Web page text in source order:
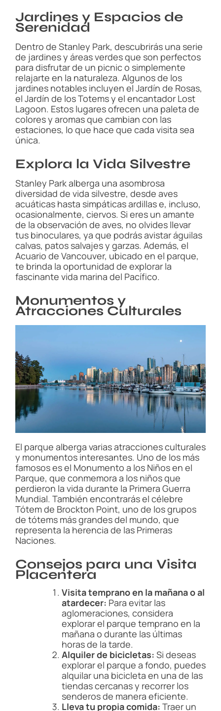
Jardines y Espacios de
Serenidad
Dentro de Stanley Park, descubrirás una serie
de jardines y áreas verdes que son perfectos
para disfrutar de un picnic o simplemente
relajarte en la naturaleza. Algunos de los
jardines notables incluyen el Jardín de Rosas,
el Jardín de los Totems y el encantador Lost
Lagoon. Estos lugares ofrecen una paleta de
colores y aromas que cambian con las
estaciones, lo que hace que cada visita sea
única.
Explora la Vida Silvestre
Stanley Park alberga una asombrosa
diversidad de vida silvestre, desde aves
acuáticas hasta simpáticas ardillas e, incluso,
ocasionalmente, ciervos. Si eres un amante
de la observación de aves, no olvides llevar
tus binoculares, ya que podrás avistar águilas
calvas, patos salvajes y garzas. Además, el
Acuario de Vancouver, ubicado en el parque,
te brinda la oportunidad de explorar la
fascinante vida marina del Pacífico.
Monumentos y
Atracciones Culturales
El parque alberga varias atracciones culturales
y monumentos interesantes. Uno de los más
famosos es el Monumento a los Niños en el
Parque, que conmemora a los niños que
perdieron la vida durante la Primera Guerra
Mundial. También encontrarás el célebre
Tótem de Brockton Point, uno de los grupos
de tótems más grandes del mundo, que
representa la herencia de las Primeras
Naciones.
Consejos para una Visita
Placentera
Visita temprano en la mañana o al
atardecer: Para evitar las
aglomeraciones, considera
explorar el parque temprano en la
mañana o durante las últimas
horas de la tarde.
Alquiler de bicicletas: Si deseas
explorar el parque a fondo, puedes
alquilar una bicicleta en una de las
tiendas cercanas y recorrer los
senderos de manera eficiente.
Lleva tu propia comida: Traer un